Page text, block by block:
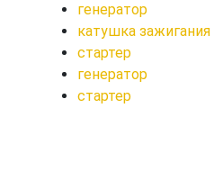
генератор
катушка зажигания
стартер
генератор
стартер